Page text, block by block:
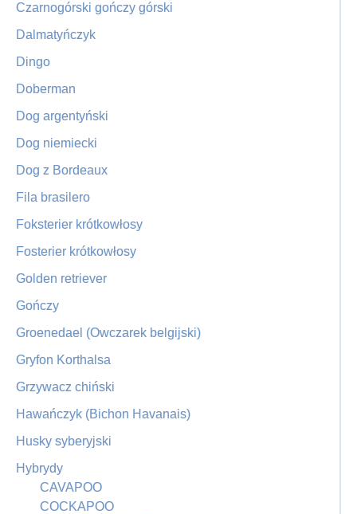
Czarnogórski gończy górski
Dalmatyńczyk
Dingo
Doberman
Dog argentyński
Dog niemiecki
Dog z Bordeaux
Fila brasilero
Foksterier krótkowłosy
Fosterier krótkowłosy
Golden retriever
Gończy
Groenedael (Owczarek belgijski)
Gryfon Korthalsa
Grzywacz chiński
Hawańczyk (Bichon Havanais)
Husky syberyjski
Hybrydy
CAVAPOO
COCKAPOO